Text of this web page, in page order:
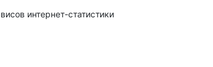
интернет-статистики